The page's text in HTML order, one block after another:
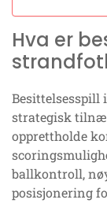
Hva er
Besittelsesspill i
strategisk
opprettholde
ballkontroll,
posisjonering